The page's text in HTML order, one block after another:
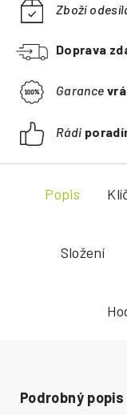
Zboží
Doprava
Garance
Rádi
Popis
Složení
Podrobný popis